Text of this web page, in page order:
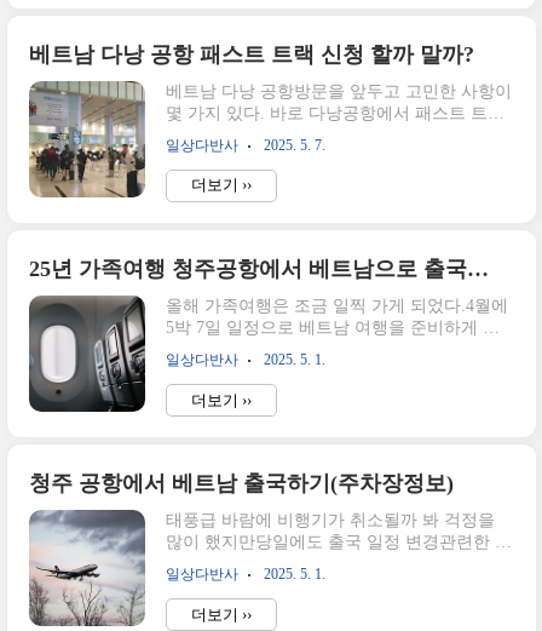
낭 공항 그랩타는 곳 설명 영상다낭 가기 전에
타는 부분에 대해 이해가 쉬웠다.(감사합니다
짧플님!)영상은 6분 정도로 짧다!(오예!)앞부분
은 유심, 환전하는 것에 대한 설명이고뒤에 1~2
어플은 한국에서 미리 인증까지 해두는 게 좋
다고 해서 미리 준비해 두었고도착과 ..
베트남 다낭 공항 패스트 트랙 신청 할까 말까?
베트남 다낭 공항방문을 앞두고 고민한 사항이
몇 가지 있다. 바로 다낭공항에서 패스트 트랙
대해 알아보고 결정하는 기준에 대해 작성해보
려고 한다.패스트 트랙 정말 필요할까?다낭도
깨비 패스트 트랙구분성인아동(25년 기준 20년
낭>한국 왕복시45,000원25,000원다낭도깨비
네이버 카페인 다낭도깨비에서 패스트 트랙에
대해 알게 되었다.패스트 트랙은 일정한 금액
을 내면 공항을 빠르게 통과할 수 있는 것으로
로 통과를 할 수 있는 서비스이다.다낭 공항 입
국 후기를 찾아보니 비행기 몇..
일상다반사 2025. 5. 7.
더보기 ››
25년 가족여행 청주공항에서 베트남으로 출국하기
올해 가족여행은 조금 일찍 가게 되었다.4월에
5박 7일 일정으로 베트남 여행을 준비하게 되
에 일정상 가장 저렴하게 구매할 수 있었던 티
웨이 항공으로 결정하게 되었다.청주 오창에서
청주공항까지는 10분 정도면 간다.바람이 많이
히 취소 문자는 없어서 출국준비를 했다.출국
는 10분 정도면 가기 때문에 캐리어 2개를 실을
수 있는 콜벤을 불러서 가려고 했다.그런데 요
즘 엄마가 무릎이 아프시고 비도 온다는 이야
다고 하셨다.그래서 좀 더 일찍 모여서 이비가
일상다반사 2025. 5. 1.
더보기 ››
청주 공항에서 베트남 출국하기(주차장정보)
태풍급 바람에 비행기가 취소될까 봐 걱정을
많이 했지만당일에도 출국 일정 변경관련한 공
지가 나오지 않아서 출국 준비를 마저 했다. 비
행기 결항 공항별 날씨 예보 사이트로 사전에
체크!가족여행으로 베트남 다낭은 처음이라 숙
일상다반사 2025. 5. 1.
더보기 ››